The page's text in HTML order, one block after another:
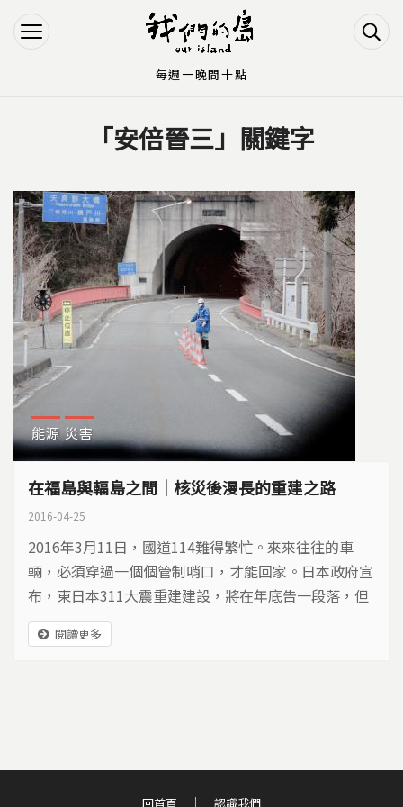
Jump to Navigation
Jump to Main content
「安倍晉三」關鍵字
能源 災害
在福島與輻島之間｜核災後漫長的重建之路
2016-04-25
2016年3月11日，國道114難得繁忙。來來往往的車
輛，必須穿過一個個管制哨口，才能回家。日本政府宣
布，東日本311大震重建建設，將在年底告一段落，但
災民實際面對的，仍是百廢待舉的景象…
閱讀更多
回首頁 認識我們
每週一晚間十點